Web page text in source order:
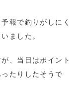
報で釣りがしにく
ました。
、当日はポイント
たりしたそうで